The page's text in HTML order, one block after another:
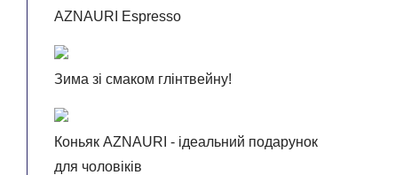
AZNAURI Espresso
Зима зі смаком глінтвейну!
Коньяк AZNAURI - ідеальний подарунок
для чоловіків